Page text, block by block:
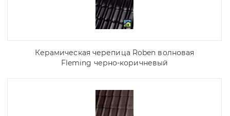
Керамическая черепица Roben волновая
Fleming черно-коричневый